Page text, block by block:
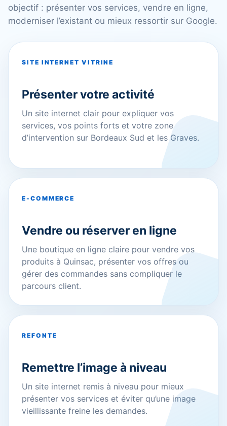
objectif : présenter vos services, vendre en ligne,
moderniser l’existant ou mieux ressortir sur Google.
SITE INTERNET VITRINE
Présenter votre activité
Un site internet clair pour expliquer vos
services, vos points forts et votre zone
d’intervention sur Bordeaux Sud et les Graves.
E-COMMERCE
Vendre ou réserver en ligne
Une boutique en ligne claire pour vendre vos
produits à Quinsac, présenter vos offres ou
gérer des commandes sans compliquer le
parcours client.
REFONTE
Remettre l’image à niveau
Un site internet remis à niveau pour mieux
présenter vos services et éviter qu’une image
vieillissante freine les demandes.